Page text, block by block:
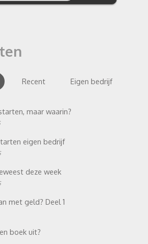
Recent Eigen bedrijf
maar waarin?
eigen bedrijf
deze week
met geld? Deel 1
boek uit?